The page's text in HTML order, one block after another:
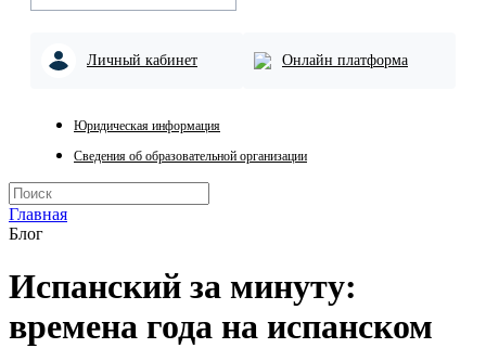
Личный кабинет Онлайн платформа
Юридическая информация
Сведения об образовательной организации
Главная
Блог
Испанский за минуту:
времена года на испанском